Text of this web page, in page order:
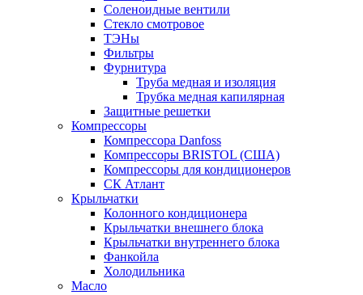
Соленоидные вентили
Стекло смотровое
ТЭНы
Фильтры
Фурнитура
Труба медная и изоляция
Трубка медная капилярная
Защитные решетки
Компрессоры
Компрессора Danfoss
Компрессоры BRISTOL (США)
Компрессоры для кондиционеров
СК Атлант
Крыльчатки
Колонного кондиционера
Крыльчатки внешнего блока
Крыльчатки внутреннего блока
Фанкойла
Холодильника
Масло